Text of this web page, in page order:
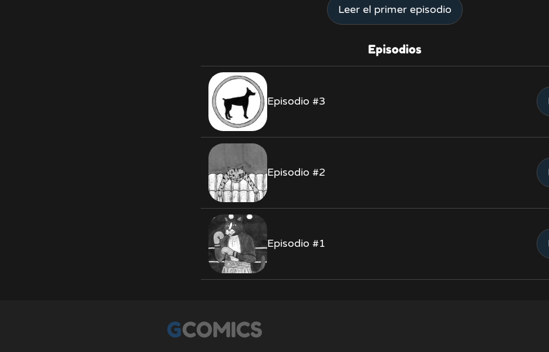
Leer el primer episodio
Episodios
Episodio #3
Episodio #2
Episodio #1
GCOMICS